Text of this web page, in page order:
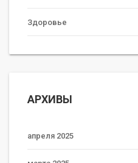
Здоровье
АРХИВЫ
апреля 2025